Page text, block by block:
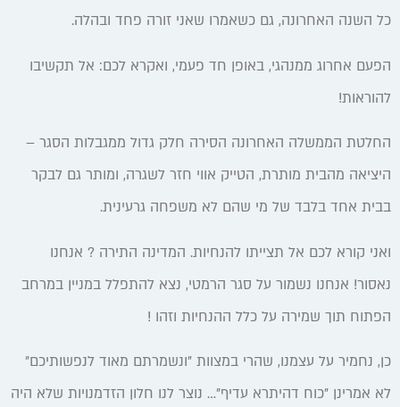
כל השנה האחרונה, גם כשאמרו שאני זורה פחד ובהלה.
הפעם אחרוג ממנהגי, באופן חד פעמי, ואקרא לכם: אל תקשיבו
להוראות!
החלטת הממשלה האחרונה הסירה חלק גדול ממגבלות הסגר –
היציאה מהבית מותרת, הטייק אווי חזר לשגרה, ומותר גם לבקר
בבית אחד בלבד של מי שהם לא משפחה גרעינית.
ואני קורא לכם אל תצייתו להנחיות. המדינה התירה ? אנחנו
נאסור! אנחנו נשמור על סגר הרמטי, נצא להתפלל במניין במרחב
הפתוח תוך שמירה על כלל ההנחיות וזהו !
כן, נחמיר על עצמנו, שהרי במצוות "ונשמרתם מאוד לנפשותיכם"
לא אמרינן "כוח דהיתרא עדיף"… נוצר לנו חלון הזדמנויות שלא היה